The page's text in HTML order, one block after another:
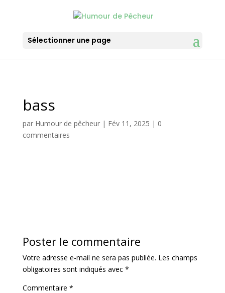
Sélectionner une page
bass
par Humour de pêcheur| Fév 11, 2025 | 0
commentaires
Poster le commentaire
Votre adresse e-mail ne sera pas publiée. Les champs
obligatoires sont indiqués avec *
Commentaire *